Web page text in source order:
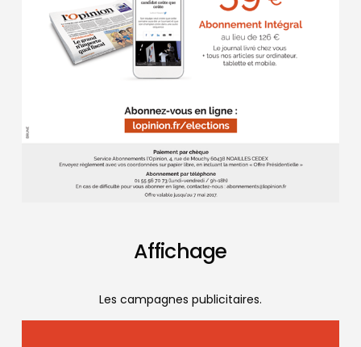
Affichage
Les campagnes publicitaires.